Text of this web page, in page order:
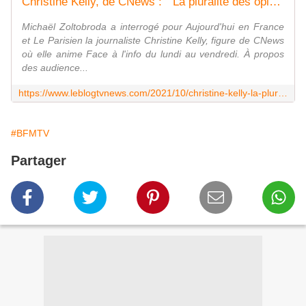
Michaël Zoltobroda a interrogé pour Aujourd'hui en France
et Le Parisien la journaliste Christine Kelly, figure de CNews
où elle anime Face à l'info du lundi au vendredi. À propos
des audience...
#BFMTV
Partager